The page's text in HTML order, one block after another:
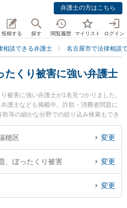
弁護士の方はこちら
投稿する 探す 閲覧履歴 マイリスト ログイン
相談できる弁護士 名古屋市で法律相談
たくり被害に強い弁護士
被害に強い弁護士が1名見つかりました。
護士なども掲載中。詐欺・消費者問題に
等の細かな分野での絞り込み検索もでき
所の田本 伸雄弁護士のプロフィール情報
います。『名古屋市瑞穂区で土日や夜間
きる名古屋市瑞穂区内の弁護士に相談予
におすすめです。
穂区 変更
、ぼったくり被害 変更
変更